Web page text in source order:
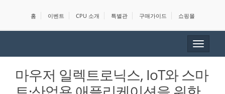
홈 이벤트 CPU 소개 특별관 구매가이드 쇼핑몰
Toggle
마우저 일렉트로닉스, IoT와 스마